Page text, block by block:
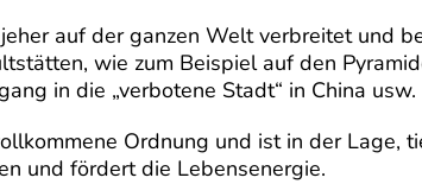
auf der ganzen Welt verbreitet und
wie zum Beispiel auf den
in die „verbotene Stadt“ in China usw.
Ordnung und ist in der Lage,
und fördert die Lebensenergie.